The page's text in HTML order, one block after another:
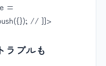
=
// ]]>
ラブルも